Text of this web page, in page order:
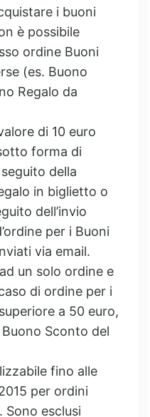
i buoni
è possibile
ordine Buoni
(es. Buono
Regalo da
di 10 euro
forma di
della
in biglietto o
dell’invio
per i Buoni
via email.
un solo ordine e
di ordine per i
a 50 euro,
Sconto del
fino alle
per ordini
esclusi